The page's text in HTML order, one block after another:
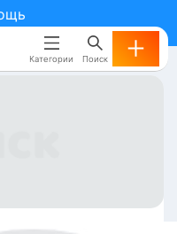
Категории Поиск